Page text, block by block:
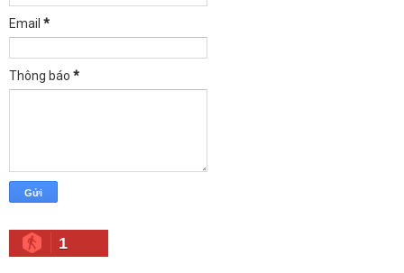
Email *
Thông báo *
1